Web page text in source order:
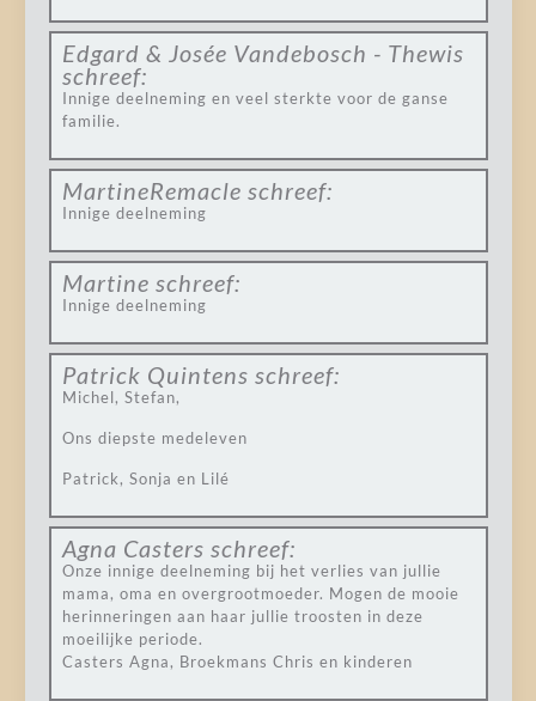
Edgard & Josée Vandebosch - Thewis
schreef:
Innige deelneming en veel sterkte voor de ganse
familie.
MartineRemacle schreef:
Innige deelneming
Martine schreef:
Innige deelneming
Patrick Quintens schreef:
Michel, Stefan,
Ons diepste medeleven
Patrick, Sonja en Lilé
Agna Casters schreef:
Onze innige deelneming bij het verlies van jullie
mama, oma en overgrootmoeder. Mogen de mooie
herinneringen aan haar jullie troosten in deze
moeilijke periode.
Casters Agna, Broekmans Chris en kinderen